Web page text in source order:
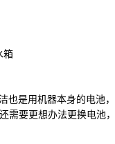
箱
是用机器本身的电池，
要更想办法更换电池，